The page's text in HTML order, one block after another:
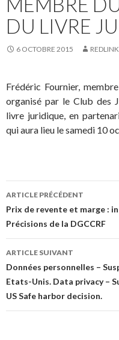
DU LIVRE
6 OCTOBRE 2015 REDLINK
Frédéric Fournier,
organisé par le Club des
livre juridique, en
qui aura lieu le samedi 10
Navigation
des
articles
ARTICLE PRÉCÉDENT
Prix de revente et marge :
Précisions de la DGCCRF
ARTICLE SUIVANT
Données personnelles –
Etats-Unis. Data privacy –
US Safe harbor decision.